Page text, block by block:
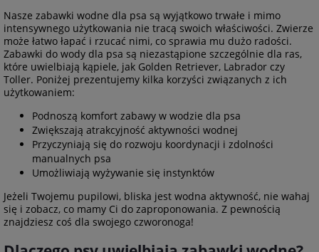
Nasze zabawki wodne dla psa są wyjątkowo trwałe i mimo
intensywnego użytkowania nie tracą swoich właściwości. Zwierze
może łatwo łapać i rzucać nimi, co sprawia mu dużo radości.
Zabawki do wody dla psa są niezastąpione szczególnie dla ras,
które uwielbiają kąpiele, jak Golden Retriever, Labrador czy
Toller. Poniżej prezentujemy kilka korzyści związanych z ich
użytkowaniem:
Podnoszą komfort zabawy w wodzie dla psa
Zwiększają atrakcyjność aktywności wodnej
Przyczyniają się do rozwoju koordynacji i zdolności
manualnych psa
Umożliwiają wyżywanie się instynktów
Jeżeli Twojemu pupilowi, bliska jest wodna aktywność, nie wahaj
się i zobacz, co mamy Ci do zaproponowania. Z pewnością
znajdziesz coś dla swojego czworonoga!